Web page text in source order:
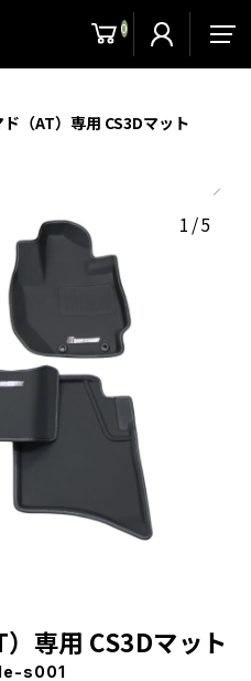
0
（AT）専用 CS3Dマット
1/5
専用 CS3Dマット
s001